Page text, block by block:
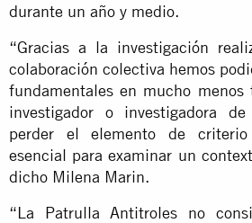
durante un año y medio.
“Gracias a la investigación
colaboración colectiva hemos
fundamentales en mucho menos
investigador o investigadora
perder el elemento de
esencial para examinar un
dicho Milena Marin.
“La Patrulla Antitroles no